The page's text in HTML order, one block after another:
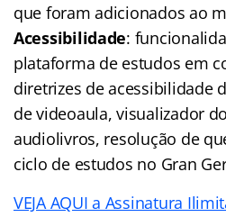
que foram adicionados ao
Acessibilidade:
plataforma de estudos em
diretrizes de acessibilidade
de videoaula, visualizador
audiolivros, resolução de
ciclo de estudos no Gran
VEJA AQUI a Assinatura